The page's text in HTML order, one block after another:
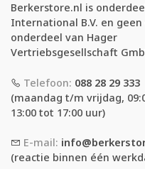
Berkerstore.nl is
International B.V. en
onderdeel van Hager
Vertriebsgesellschaft
Telefoon: 088 28 29 333
(maandag t/m vrijdag,
13:00 tot 17:00 uur)
E-mail:
(reactie binnen één